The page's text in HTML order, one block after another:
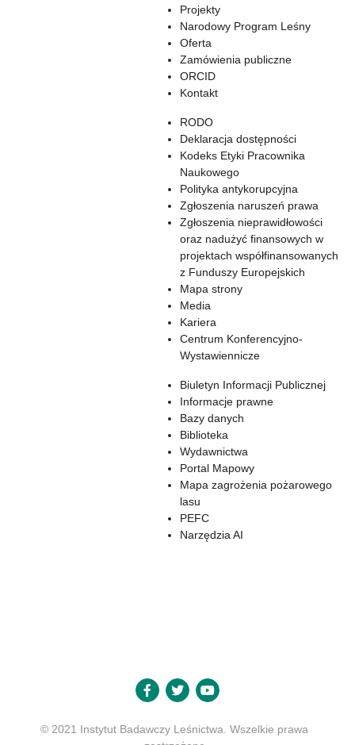
Projekty
Narodowy Program Leśny
Oferta
Zamówienia publiczne
ORCID
Kontakt
RODO
Deklaracja dostępności
Kodeks Etyki Pracownika
Naukowego
Polityka antykorupcyjna
Zgłoszenia naruszeń prawa
Zgłoszenia nieprawidłowości
oraz nadużyć finansowych w
projektach współfinansowanych
z Funduszy Europejskich
Mapa strony
Media
Kariera
Centrum Konferencyjno-
Wystawiennicze
Biuletyn Informacji Publicznej
Informacje prawne
Bazy danych
Biblioteka
Wydawnictwa
Portal Mapowy
Mapa zagrożenia pożarowego
lasu
PEFC
Narzędzia AI
© 2021 Instytut Badawczy Leśnictwa. Wszelkie prawa